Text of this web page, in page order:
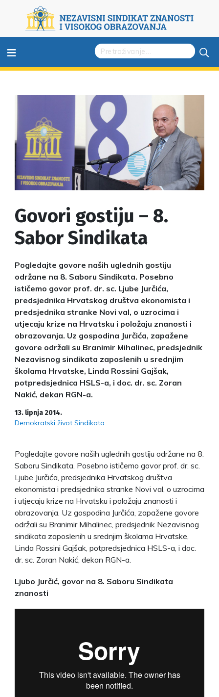
≡
Govori gostiju – 8.
Sabor Sindikata
Pogledajte govore naših uglednih gostiju
održane na 8. Saboru Sindikata. Posebno
ističemo govor prof. dr. sc. Ljube Jurčića,
predsjednika Hrvatskog društva ekonomista i
predsjednika stranke Novi val, o uzrocima i
utjecaju krize na Hrvatsku i položaju znanosti i
obrazovanja. Uz gospodina Jurčića, zapažene
govore održali su Branimir Mihalinec, predsjednik
Nezavisnog sindikata zaposlenih u srednjim
školama Hrvatske, Linda Rossini Gajšak,
potpredsjednica HSLS-a, i doc. dr. sc. Zoran
Nakić, dekan RGN-a.
13. lipnja 2014.
Demokratski život Sindikata
Pogledajte govore naših uglednih gostiju održane na 8.
Saboru Sindikata. Posebno ističemo govor prof. dr. sc.
Ljube Jurčića, predsjednika Hrvatskog društva
ekonomista i predsjednika stranke Novi val, o uzrocima
i utjecaju krize na Hrvatsku i položaju znanosti i
obrazovanja. Uz gospodina Jurčića, zapažene govore
održali su Branimir Mihalinec, predsjednik Nezavisnog
sindikata zaposlenih u srednjim školama Hrvatske,
Linda Rossini Gajšak, potpredsjednica HSLS-a, i doc.
dr. sc. Zoran Nakić, dekan RGN-a.
Ljubo Jurčić, govor na 8. Saboru Sindikata
znanosti